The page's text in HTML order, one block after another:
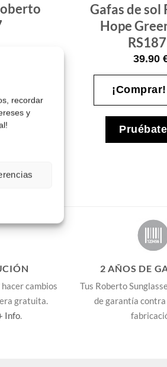
recordar
y
Gafas de sol
Hope
39.90
¡Comprar!
cambios
gratuita.
Info.
2 AÑOS DE
Tus Roberto
de garantía